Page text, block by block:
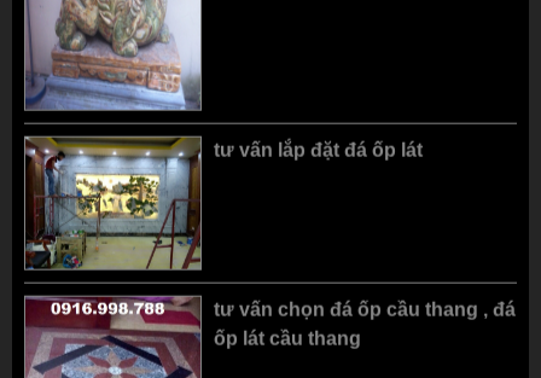
tư vấn lắp đặt đá ốp lát
tư vấn chọn đá ốp cầu thang , đá
ốp lát cầu thang